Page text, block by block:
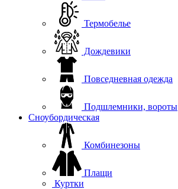
Термобелье
Дождевики
Повседневная одежда
Подшлемники, вороты
Сноубордическая
Комбинезоны
Плащи
Куртки